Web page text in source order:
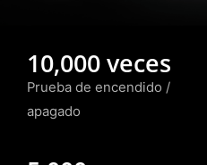
10,000 veces
Prueba de encendido /
apagado